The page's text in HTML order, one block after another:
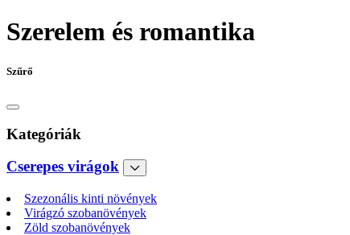
Szerelem és romantika
Szűrő
Kategóriák
Cserepes virágok
Szezonális kinti növények
Virágzó szobanövények
Zöld szobanövények